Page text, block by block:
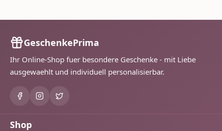
GeschenkePrima
Ihr Online-Shop fuer besondere Geschenke - mit Liebe
ausgewaehlt und individuell personalisierbar.
Shop